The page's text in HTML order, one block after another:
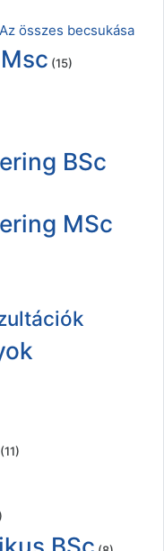
Az összes becsukása
(15)
BSc
MSc
(11)